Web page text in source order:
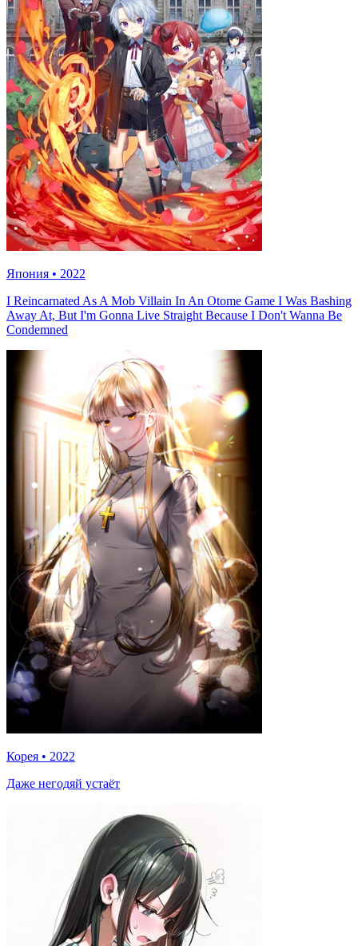
Япония • 2022
I Reincarnated As A Mob Villain In An Otome Game I Was Bashing
Away At, But I'm Gonna Live Straight Because I Don't Wanna Be
Condemned
Корея • 2022
Даже негодяй устаёт